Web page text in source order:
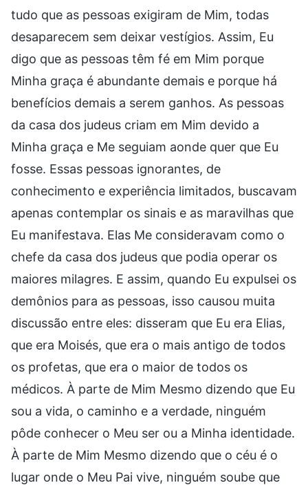
tudo que as pessoas exigiram de Mim, todas
desaparecem sem deixar vestígios. Assim, Eu
digo que as pessoas têm fé em Mim porque
Minha graça é abundante demais e porque há
benefícios demais a serem ganhos. As pessoas
da casa dos judeus criam em Mim devido a
Minha graça e Me seguiam aonde quer que Eu
fosse. Essas pessoas ignorantes, de
conhecimento e experiência limitados, buscavam
apenas contemplar os sinais e as maravilhas que
Eu manifestava. Elas Me consideravam como o
chefe da casa dos judeus que podia operar os
maiores milagres. E assim, quando Eu expulsei os
demônios para as pessoas, isso causou muita
discussão entre eles: disseram que Eu era Elias,
que era Moisés, que era o mais antigo de todos
os profetas, que era o maior de todos os
médicos. À parte de Mim Mesmo dizendo que Eu
sou a vida, o caminho e a verdade, ninguém
pôde conhecer o Meu ser ou a Minha identidade.
À parte de Mim Mesmo dizendo que o céu é o
lugar onde o Meu Pai vive, ninguém soube que